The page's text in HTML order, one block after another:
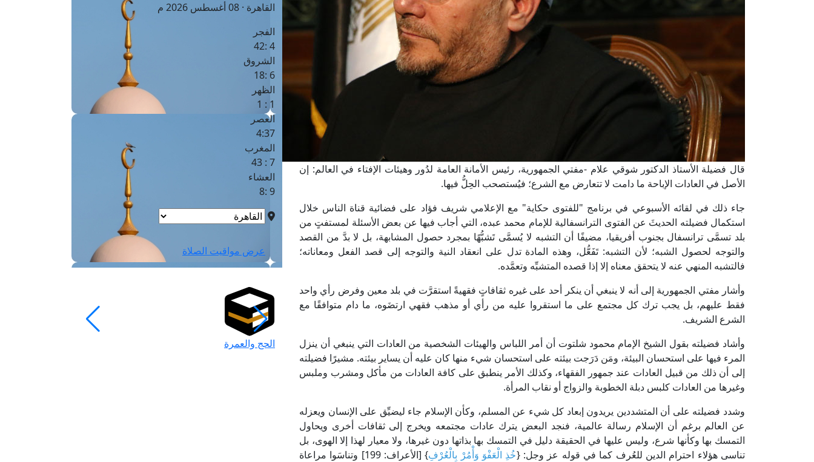
قال فضيلة الأستاذ الدكتور شوقي علام -مفتي الجمهورية، رئيس الأمانة العامة لدُور وهيئات الإفتاء في العالم: إن
الأصل في العادات الإباحة ما دامت لا تتعارض مع الشرع؛ فيُستصحب الحِلُّ فيها.
جاء ذلك في لقائه الأسبوعي في برنامج "للفتوى حكاية" مع الإعلامي شريف فؤاد على فضائية قناة الناس خلال
استكمال فضيلته الحديثَ عن الفتوى الترانسفالية للإمام محمد عبده، التي أجاب فيها عن بعض الأسئلة لمستفتٍ من
بلد تسمَّى ترانسفال بجنوب أفريقيا، مضيفًا أن التشبه لا يُسمَّى تَشبُّهًا بمجرد حصول المشابهة، بل لا بدَّ من القصد
والتوجه لحصول الشبه؛ لأن التشبه: تَفَعُّل، وهذه المادة تدل على انعقاد النية والتوجه إلى قصد الفعل ومعاناته؛
فالتشبه المنهي عنه لا يتحقق معناه إلا إذا قصده المتشبِّه وتعمَّده.
وأشار مفتي الجمهورية إلى أنه لا ينبغي أن ينكر أحد على غيره ثقافاتٍ فقهيةً استقرَّت في بلد معين وفرض رأي واحد
فقط عليهم، بل يجب ترك كل مجتمع على ما استقروا عليه من رأي أو مذهب فقهي ارتضَوه، ما دام متوافقًا مع
الشرع الشريف.
وأشاد فضيلته بقول الشيخ الإمام محمود شلتوت أن أمر اللباس والهيئات الشخصية من العادات التي ينبغي أن ينزل
المرء فيها على استحسان البيئة، ومَن دَرَجت بيئته على استحسان شيء منها كان عليه أن يساير بيئته. مشيرًا فضيلته
إلى أن ذلك من قبيل العادات عند جمهور الفقهاء، وكذلك الأمر ينطبق على كافة العادات من مأكل ومشرب وملبس
وغيرها من العادات كلبس دبلة الخطوبة والزواج أو نقاب المرأة.
وشدد فضيلته على أن المتشددين يريدون إبعاد كل شيء عن المسلم، وكأن الإسلام جاء ليضيِّق على الإنسان ويعزله
عن العالم برغم أن الإسلام رسالة عالمية، فنجد البعض يترك عادات مجتمعه ويخرج إلى ثقافات أخرى ويحاول
التمسك بها وكأنها شرع، وليس عليها في الحقيقة دليل في التمسك بها بذاتها دون غيرها، ولا معيار لهذا إلا الهوى، بل
تناسى هؤلاء احترام الدين للعُرف كما في قوله عز وجل: {خُذِ الْعَفْوَ وَأْمُرْ بِالْعُرْفِ
} [الأعراف: 199] وتناسَوا مراعاة
القاهرة · 08 أغسطس 2026 م
الفجر
4 :42
الشروق
6 :18
الظهر
1 : 1
العصر
4:37
المغرب
7 : 43
العشاء
9 :8
عرض مواقيت الصلاة
الحج والعمرة